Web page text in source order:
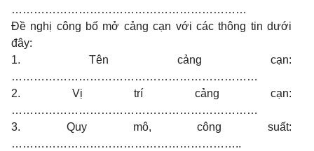
………………………………………………………
Đề nghị công bố mở cảng cạn với các thông tin dưới
đây:
1. Tên cảng cạn:
…………………………………………………………
2. Vị trí cảng cạn:
…………………………………………………………
3. Quy mô, công suất:
……………………………………………………..